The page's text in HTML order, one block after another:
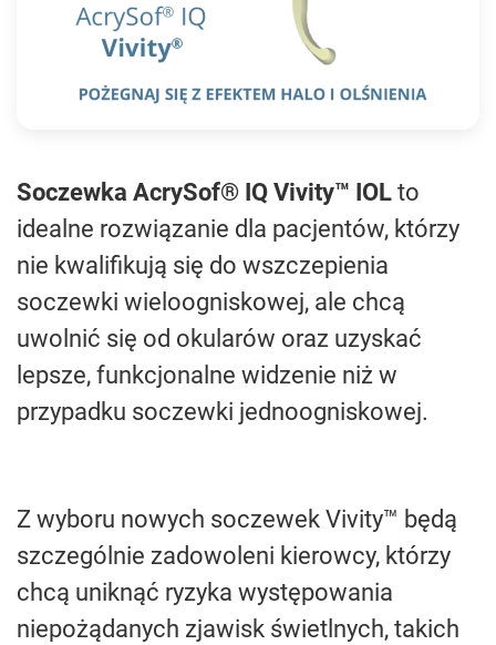
Soczewka AcrySof® IQ Vivity™ IOL to
idealne rozwiązanie dla pacjentów, którzy
nie kwalifikują się do wszczepienia
soczewki wieloogniskowej, ale chcą
uwolnić się od okularów oraz uzyskać
lepsze, funkcjonalne widzenie niż w
przypadku soczewki jednoogniskowej.
Z wyboru nowych soczewek Vivity™ będą
szczególnie zadowoleni kierowcy, którzy
chcą uniknąć ryzyka występowania
niepożądanych zjawisk świetlnych, takich